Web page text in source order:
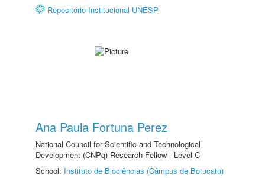
Repositório Institucional UNESP
Ana Paula Fortuna Perez
National Council for Scientific and Technological
Development (CNPq) Research Fellow - Level C
School: Instituto de Biociências (Câmpus de Botucatu)